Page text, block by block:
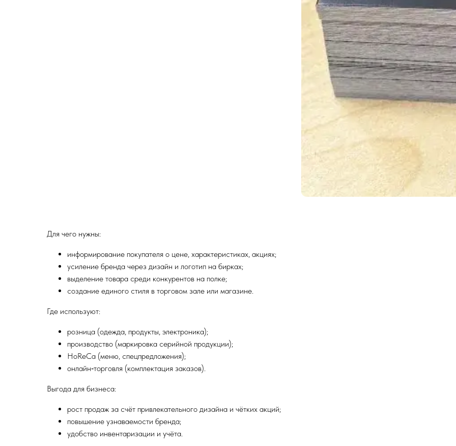
Для чего нужны:
информирование покупателя о цене, характеристиках, акциях;
усиление бренда через дизайн и логотип на бирках;
выделение товара среди конкурентов на полке;
создание единого стиля в торговом зале или магазине.
Где используют:
розница (одежда, продукты, электроника);
производство (маркировка серийной продукции);
HoReCa (меню, спецпредложения);
онлайн‑торговля (комплектация заказов).
Выгода для бизнеса:
рост продаж за счёт привлекательного дизайна и чётких акций;
повышение узнаваемости бренда;
удобство инвентаризации и учёта.